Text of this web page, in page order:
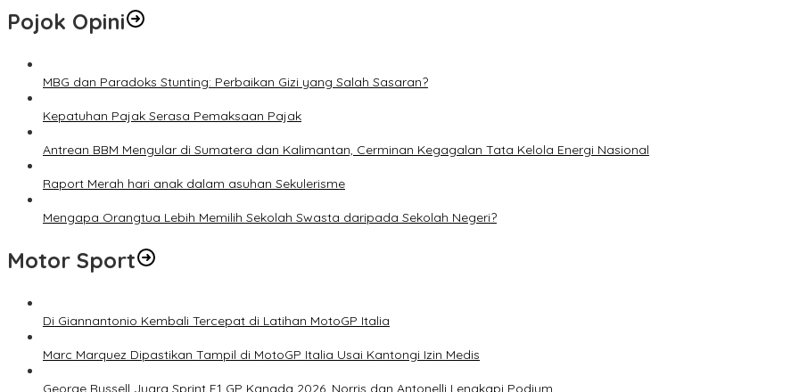
Pojok Opini
MBG dan Paradoks Stunting: Perbaikan Gizi yang Salah Sasaran?
Kepatuhan Pajak Serasa Pemaksaan Pajak
Antrean BBM Mengular di Sumatera dan Kalimantan, Cerminan Kegagalan Tata Kelola Energi Nasional
Raport Merah hari anak dalam asuhan Sekulerisme
Mengapa Orangtua Lebih Memilih Sekolah Swasta daripada Sekolah Negeri?
Motor Sport
Di Giannantonio Kembali Tercepat di Latihan MotoGP Italia
Marc Marquez Dipastikan Tampil di MotoGP Italia Usai Kantongi Izin Medis
George Russell Juara Sprint F1 GP Kanada 2026, Norris dan Antonelli Lengkapi Podium